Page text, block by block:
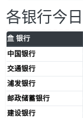
各银行今日
银行
中国银行
交通银行
浦发银行
邮政储蓄银行
建设银行